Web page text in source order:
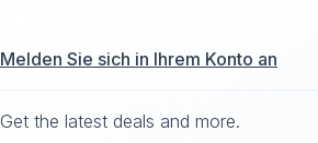
Melden Sie sich in Ihrem Konto an
Get the latest deals and more.